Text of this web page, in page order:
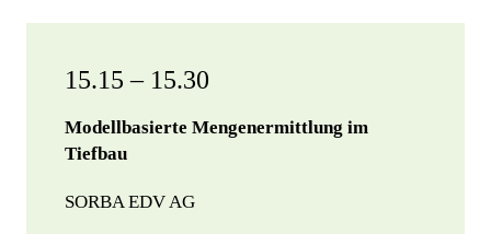
15.15 – 15.30
Modellbasierte Mengenermittlung im
Tiefbau
SORBA EDV AG